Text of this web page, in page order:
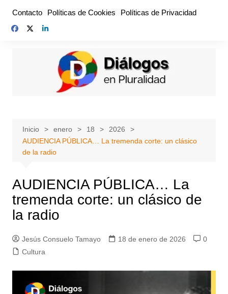
contenido
Contacto Políticas de Cookies Políticas de Privacidad
Inicio enero 18
2026
AUDIENCIA PÚBLICA… La tremenda corte: un clásico
de la radio
AUDIENCIA PÚBLICA… La
tremenda corte: un clásico de
la radio
Jesús Consuelo Tamayo 18 de enero de 2026
0
Cultura